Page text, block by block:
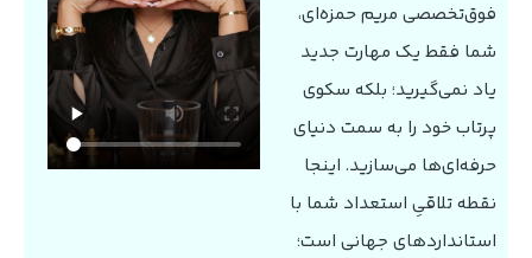
فوق‌تخصصی مریم حمزه‌ای،
شما فقط یک مهارت جدید
یاد نمی‌گیرید؛ بلکه سکوی
پرتاب خود را به سمت دنیای
حرفه‌ای‌ها می‌سازید. اینجا
نقطه تلاقیِ استعداد شما با
استانداردهای جهانی است؛